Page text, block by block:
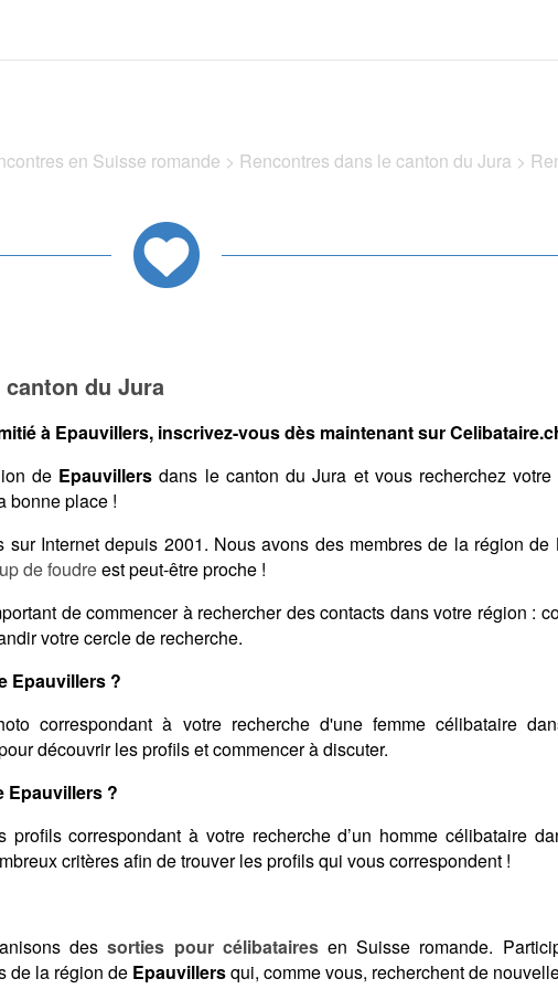
en Suisse romande > Rencontres dans le canton du Jura >
du Jura
à Epauvillers, inscrivez-vous dès maintenant sur
de Epauvillers dans le canton du Jura et vous recherchez votre
bonne place !
Internet depuis 2001. Nous avons des membres de la région de
de foudreest peut-être proche !
de commencer à rechercher des contacts dans votre région :
votre cercle de recherche.
Epauvillers ?
correspondant à votre recherche d'une femme célibataire
découvrir les profils et commencer à discuter.
Epauvillers ?
profils correspondant à votre recherche d’un homme célibataire
critères afin de trouver les profils qui vous correspondent !
dessorties pour célibatairesen Suisse romande.
de la région de Epauvillersqui, comme vous, recherchent de